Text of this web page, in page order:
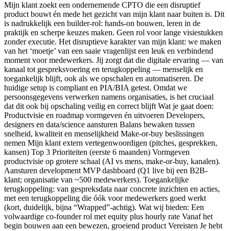
Mijn klant zoekt een ondernemende CPTO die een disruptief
product bouwt én mede het gezicht van mijn klant naar buiten is. Dit
is nadrukkelijk een builder-rol: hands-on bouwen, leren in de
praktijk en scherpe keuzes maken. Geen rol voor lange visiestukken
zonder executie. Het disruptieve karakter van mijn klant: we maken
van het ‘moetje’ van een saaie vragenlijst een leuk en verbindend
moment voor medewerkers. Jij zorgt dat die digitale ervaring — van
kanaal tot gespreksvoering en terugkoppeling — menselijk en
toegankelijk blijft, ook als we opschalen en automatiseren. De
huidige setup is compliant en PIA/BIA getest. Omdat we
persoonsgegevens verwerken namens organisaties, is het cruciaal
dat dit ook bij opschaling veilig en correct blijft Wat je gaat doen:
Productvisie en roadmap vormgeven én uitvoeren Developers,
designers en data/science aansturen Balans bewaken tussen
snelheid, kwaliteit en menselijkheid Make-or-buy beslissingen
nemen Mijn klant extern vertegenwoordigen (pitches, gesprekken,
kansen) Top 3 Prioriteiten (eerste 6 maanden) Vormgeven
productvisie op grotere schaal (AI vs mens, make-or-buy, kanalen).
Aansturen development MVP dashboard (Q1 live bij een B2B-
klant; organisatie van ~500 medewerkers). Toegankelijke
terugkoppeling: van gespreksdata naar concrete inzichten en acties,
met een terugkoppeling die óók voor medewerkers goed werkt
(kort, duidelijk, bijna “Wrapped”-achtig). Wat wij bieden: Een
volwaardige co-founder rol met equity plus hourly rate Vanaf het
begin bouwen aan een bewezen, groeiend product Vereisten Je hebt